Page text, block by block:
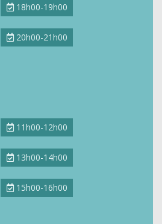
18h00-19h00
20h00-21h00
11h00-12h00
13h00-14h00
15h00-16h00